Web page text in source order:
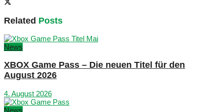
Related Posts
News
XBOX Game Pass – Die neuen Titel für den
August 2026
4. August 2026
News